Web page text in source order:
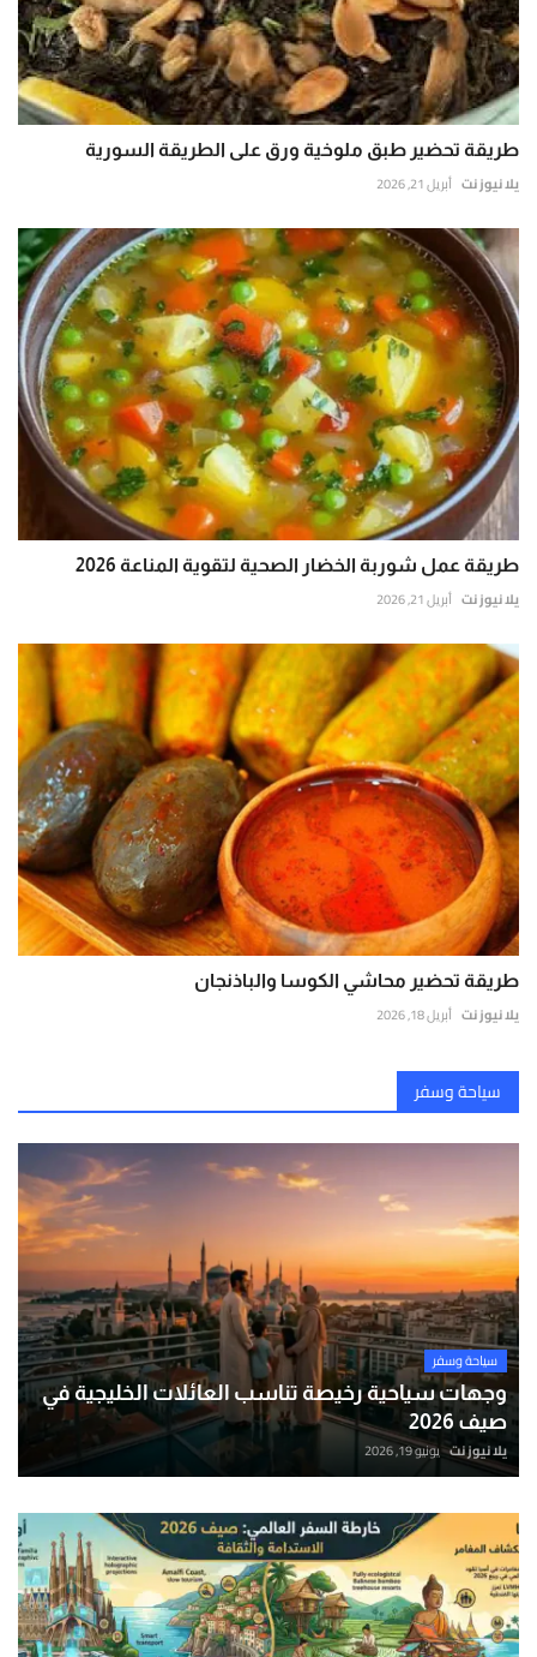
طريقة تحضير طبق ملوخية ورق على الطريقة السورية
يلا نيوز نت أبريل 21, 2026
طريقة عمل شوربة الخضار الصحية لتقوية المناعة 2026
يلا نيوز نت أبريل 21, 2026
طريقة تحضير محاشي الكوسا والباذنجان
يلا نيوز نت أبريل 18, 2026
سياحة وسفر
سياحة وسفر
وجهات سياحية رخيصة تناسب العائلات الخليجية في
صيف 2026
يلا نيوز نت يونيو 19, 2026